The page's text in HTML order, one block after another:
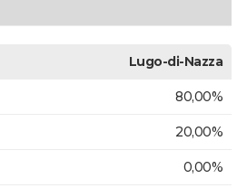
Lugo-di-Nazza
80,00%
20,00%
0,00%